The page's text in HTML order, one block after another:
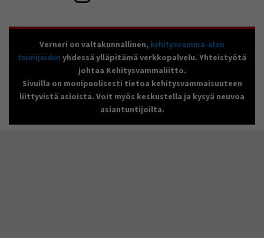
Verneri on valtakunnallinen, kehitysvamma-alan
toimijoiden yhdessä ylläpitämä verkkopalvelu. Yhteistyötä
johtaa Kehitysvammaliitto.
Sivuilla on monipuolisesti tietoa kehitysvammaisuuteen
liittyvistä asioista. Voit myös keskustella ja kysyä neuvoa
asiantuntijoilta.